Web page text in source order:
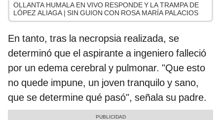
OLLANTA HUMALA EN VIVO RESPONDE Y LA TRAMPA DE
LÓPEZ ALIAGA | SIN GUION CON ROSA MARÍA PALACIOS
En tanto, tras la necropsia realizada, se
determinó que el aspirante a ingeniero falleció
por un edema cerebral y pulmonar. "Que esto
no quede impune, un joven tranquilo y sano,
que se determine qué pasó", señala su padre.